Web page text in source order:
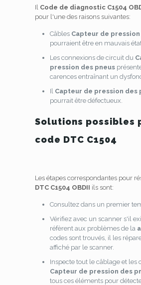
Il Code de diagnostic C1504
pour l'une des raisons suivantes:
Câbles Capteur de
pourraient être en mauvais
Les connexions de circuit du
pression des pneus
carences entraînant un
Il Capteur de pression des
pourrait être défectueux.
Solutions possibles
code DTC C1504
Les étapes correspondantes pour
DTC C1504 OBDII ils sont:
Consultez dans un premier
Vérifiez avec un scanner s'il
réfèrent aux problèmes de la
codes sont trouvés, il les
affiché par le scanner.
Inspecte tout le câblage et les
Capteur de pression des
tous ces éléments pour